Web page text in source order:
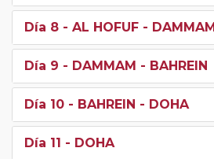
Día 8 - AL HOFUF - DAMMAM
Día 9 - DAMMAM - BAHREIN
Día 10 - BAHREIN - DOHA
Día 11 - DOHA